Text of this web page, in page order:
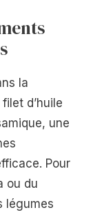
la
d’huile
une
Pour
ou du
légumes